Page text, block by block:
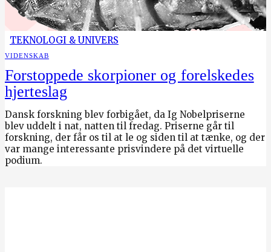
TEKNOLOGI & UNIVERS
VIDENSKAB
Forstoppede skorpioner og forelskedes
hjerteslag
Dansk forskning blev forbigået, da Ig Nobelpriserne
blev uddelt i nat, natten til fredag. Priserne går til
forskning, der får os til at le og siden til at tænke, og der
var mange interessante prisvindere på det virtuelle
podium.